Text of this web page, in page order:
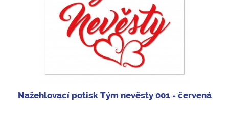
Nažehlovací potisk Tým nevěsty 001 - červená